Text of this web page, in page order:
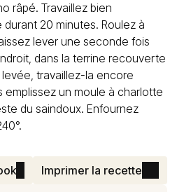
râpé. Travaillez bien
20 minutes. Roulez à
lever une seconde fois
dans la terrine recouverte
travaillez-la encore
emplissez un moule à charlotte
du saindoux. Enfournez
Imprimer la recette